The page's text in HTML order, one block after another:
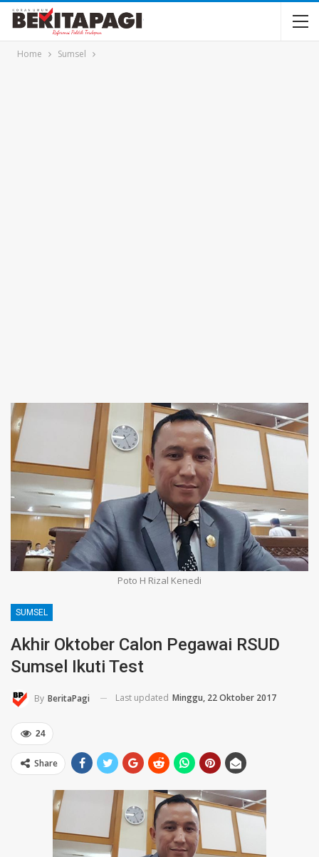
Home Sumsel
Poto H Rizal Kenedi
SUMSEL
Akhir Oktober Calon Pegawai RSUD
Sumsel Ikuti Test
By BeritaPagi Last updated Minggu, 22 Oktober 2017
24
Share